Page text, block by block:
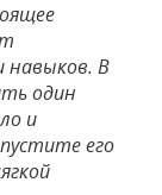
навыков. В
один
и
его